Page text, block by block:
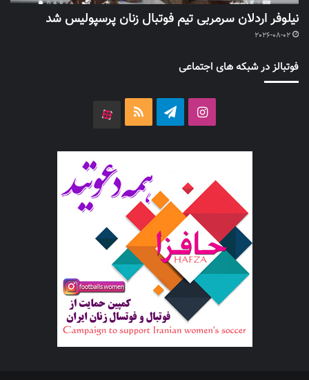
نیلوفر اردلان سرمربی تیم فوتبال زنان پرسپولیس شد
2026-08-02
فوتبالز در شبکه های اجتماعی
اینستاگرامتلگرام خوراک